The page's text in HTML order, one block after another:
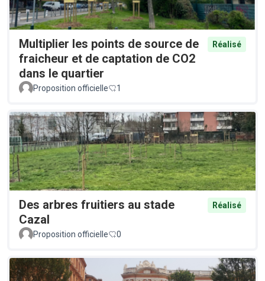
Multiplier les points de source de
fraicheur et de captation de CO2
dans le quartier
Réalisé
Proposition officielle 1
Des arbres fruitiers au stade
Cazal
Réalisé
Proposition officielle 0